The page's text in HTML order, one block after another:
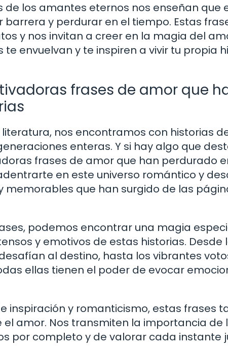
de los amantes eternos nos enseñan que
barrera y perdurar en el tiempo. Estas
y nos invitan a creer en la magia del
envuelvan y te inspiren a vivir tu propia
frases de amor que
nos encontramos con historias
enteras. Y si hay algo que
frases de amor que han perdurado
en este universo romántico y
memorables que han surgido de las
podemos encontrar una magia
y emotivos de estas historias.
al destino, hasta los vibrantes
ellas tienen el poder de evocar
inspiración y romanticismo, estas frases
el amor. Nos transmiten la importancia de
por completo y de valorar cada instante